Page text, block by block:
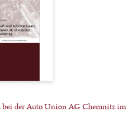
der Auto Union AG Chemnitz im